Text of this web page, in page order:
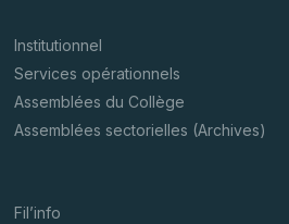
Institutionnel
Services opérationnels
Assemblées du Collège
Assemblées sectorielles (Archives)
Fil’info